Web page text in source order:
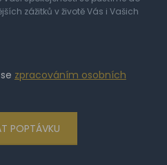
zážitků v životě Vás i Vašich
zpracováním osobních
POPTÁVKU